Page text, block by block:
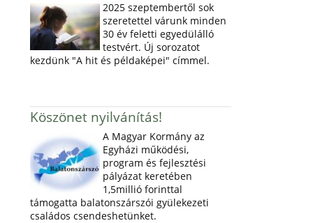
2025 szeptembertől sok
szeretettel várunk minden
30 év feletti egyedülálló
testvért. Új sorozatot
kezdünk "A hit és példaképei" címmel.
Köszönet nyilvánítás!
A Magyar Kormány az
Egyházi működési,
program és fejlesztési
pályázat keretében
1,5millió forinttal
támogatta balatonszárszói gyülekezeti
családos csendeshetünket.